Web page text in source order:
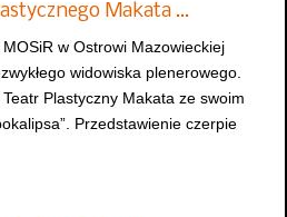
Makata …
w Ostrowi Mazowieckiej
widowiska plenerowego.
Plastyczny Makata ze swoim
Przedstawienie czerpie